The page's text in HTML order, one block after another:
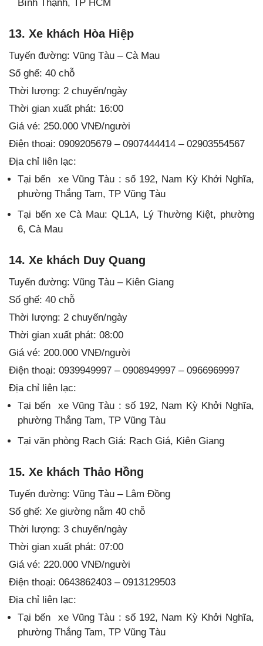
Bình Thạnh, TP HCM
13. Xe khách Hòa Hiệp
Tuyến đường: Vũng Tàu – Cà Mau
Số ghế: 40 chỗ
Thời lượng: 2 chuyến/ngày
Thời gian xuất phát: 16:00
Giá vé: 250.000 VNĐ/người
Điện thoại: 0909205679 – 0907444414 – 02903554567
Địa chỉ liên lạc:
Tại bến xe Vũng Tàu : số 192, Nam Kỳ Khởi Nghĩa,
phường Thắng Tam, TP Vũng Tàu
Tại bến xe Cà Mau: QL1A, Lý Thường Kiệt, phường
6, Cà Mau
14. Xe khách Duy Quang
Tuyến đường: Vũng Tàu – Kiên Giang
Số ghế: 40 chỗ
Thời lượng: 2 chuyến/ngày
Thời gian xuất phát: 08:00
Giá vé: 200.000 VNĐ/người
Điện thoại: 0939949997 – 0908949997 – 0966969997
Địa chỉ liên lạc:
Tại bến xe Vũng Tàu : số 192, Nam Kỳ Khởi Nghĩa,
phường Thắng Tam, TP Vũng Tàu
Tại văn phòng Rạch Giá: Rạch Giá, Kiên Giang
15. Xe khách Thảo Hồng
Tuyến đường: Vũng Tàu – Lâm Đồng
Số ghế: Xe giường nằm 40 chỗ
Thời lượng: 3 chuyến/ngày
Thời gian xuất phát: 07:00
Giá vé: 220.000 VNĐ/người
Điện thoại: 0643862403 – 0913129503
Địa chỉ liên lạc:
Tại bến xe Vũng Tàu : số 192, Nam Kỳ Khởi Nghĩa,
phường Thắng Tam, TP Vũng Tàu